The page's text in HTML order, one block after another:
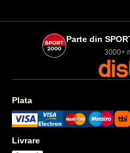
Parte din
3000+
Plata
Livrare